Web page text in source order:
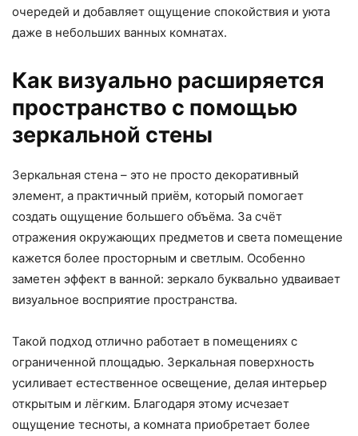
очередей и добавляет ощущение спокойствия и уюта
даже в небольших ванных комнатах.
Как визуально расширяется
пространство с помощью
зеркальной стены
Зеркальная стена – это не просто декоративный
элемент, а практичный приём, который помогает
создать ощущение большего объёма. За счёт
отражения окружающих предметов и света помещение
кажется более просторным и светлым. Особенно
заметен эффект в ванной: зеркало буквально удваивает
визуальное восприятие пространства.
Такой подход отлично работает в помещениях с
ограниченной площадью. Зеркальная поверхность
усиливает естественное освещение, делая интерьер
открытым и лёгким. Благодаря этому исчезает
ощущение тесноты, а комната приобретает более